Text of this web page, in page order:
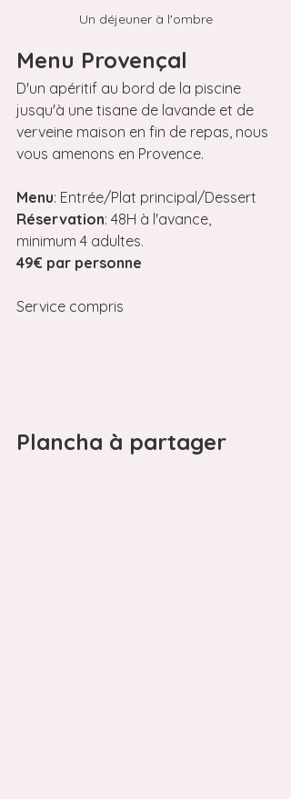
Un déjeuner à l'ombre
Menu Provençal
D'un apéritif au bord de la piscine
jusqu'à une tisane de lavande et de
verveine maison en fin de repas, nous
vous amenons en Provence.
Menu: Entrée/Plat principal/Dessert
Réservation: 48H à l'avance,
minimum 4 adultes.
49€ par personne
Service compris
Plancha à partager